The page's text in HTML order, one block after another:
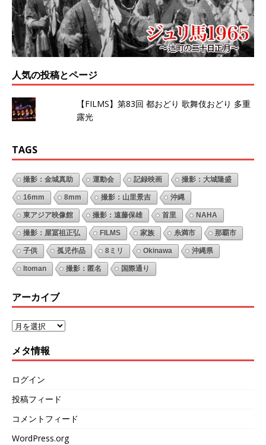
人気の投稿とページ
【FILMS】第83回 都おどり 歌舞伎おどり 多重
露光
TAGS
撮影：金城真助 運動会 記録映画 撮影：大城隆盛
16mm 8mm 撮影：山里景吉 沖縄
東アジア映像館 撮影：遠藤保雄 首里 NAHA
撮影：屋冨祖正弘 FILMS 家族 糸満市 那覇市
子供 孤児作品 8ミリ Okinawa 沖縄県
Itoman 撮影：匿名 国際通り
アーカイブ
メタ情報
ログイン
投稿フィード
コメントフィード
WordPress.org